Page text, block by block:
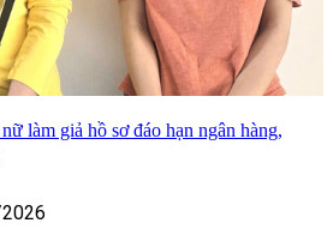
làm giả hồ sơ đáo hạn ngân hàng,